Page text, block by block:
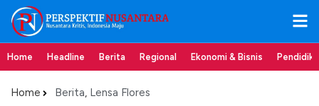
Home Headline Berita Regional Ekonomi & Bisnis
Home Berita, Lensa Flores